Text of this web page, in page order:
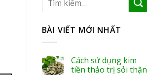
BÀI VIẾT MỚI NHẤT
Cách sử dụng kim
tiền thảo trị sỏi thận